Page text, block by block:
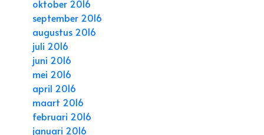
oktober 2016
september 2016
augustus 2016
juli 2016
juni 2016
mei 2016
april 2016
maart 2016
februari 2016
januari 2016